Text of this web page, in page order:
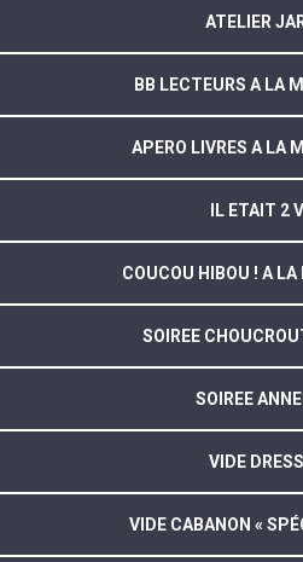
ATELIER
BB LECTEURS A LA
APERO LIVRES A LA
IL ETAIT 2
COUCOU HIBOU ! A
SOIREE
SOIREE
VIDE
VIDE CABANON «